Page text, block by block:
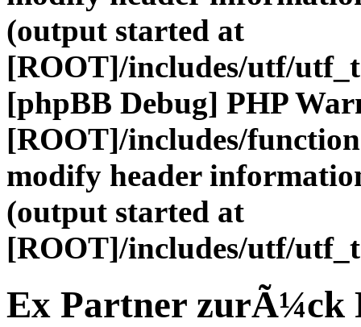
(output started at
[ROOT]/includes/utf/
[phpBB Debug] PHP
[ROOT]/includes/
modify header
(output started at
[ROOT]/includes/utf/
Ex Partner zurÃ¼ck